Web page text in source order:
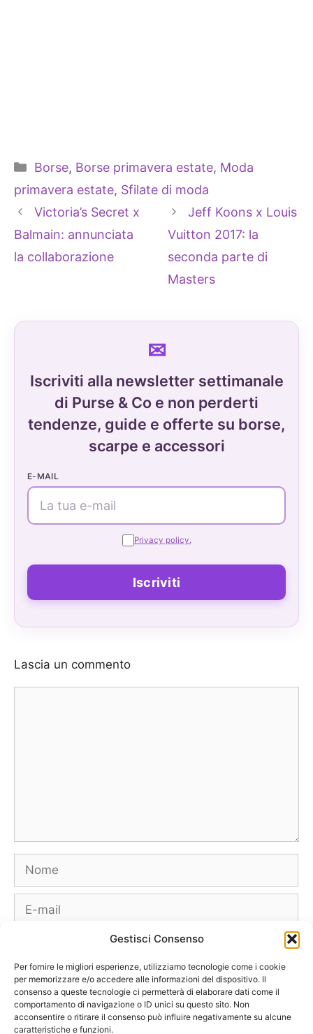
Gestisci Consenso
Per fornire le migliori esperienze, utilizziamo tecnologie come i cookie
per memorizzare e/o accedere alle informazioni del dispositivo. Il
consenso a queste tecnologie ci permetterà di elaborare dati come il
comportamento di navigazione o ID unici su questo sito. Non
acconsentire o ritirare il consenso può influire negativamente su alcune
caratteristiche e funzioni.
Categorie
Borse, Borse primavera estate, Moda
primavera estate, Sfilate di moda
Victoria’s Secret x
Balmain: annunciata
la collaborazione
Jeff Koons x Louis
Vuitton 2017: la
seconda parte di
Masters
Iscriviti alla newsletter settimanale
di Purse & Co e non perderti
tendenze, guide e offerte su borse,
scarpe e accessori
E-MAIL
Privacy policy.
Lascia un commento
Nome
E-
mail
web